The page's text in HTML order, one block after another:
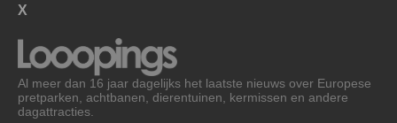
X
Al meer dan 16 jaar dagelijks het laatste nieuws over Europese
pretparken, achtbanen, dierentuinen, kermissen en andere
dagattracties.